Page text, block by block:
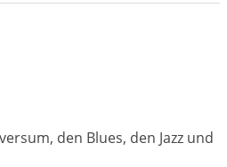
den Blues, den Jazz und